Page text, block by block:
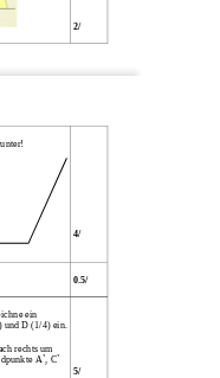
2/
4/
0.5/
ein
und D (1/4) ein.
rechts um
A`, C`
5/